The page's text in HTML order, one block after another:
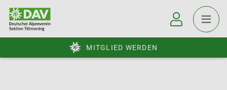
MITGLIED WERDEN